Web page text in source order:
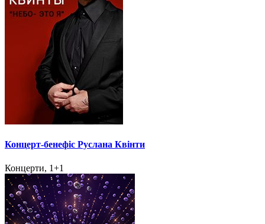
Концерт-бенефіс Руслана Квінти
Концерти, 1+1